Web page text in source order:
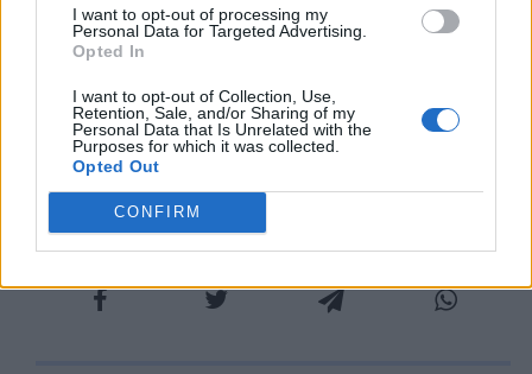
I want to opt-out of processing my
Personal Data for Targeted Advertising.
Opted In
I want to opt-out of Collection, Use,
Retention, Sale, and/or Sharing of my
Personal Data that Is Unrelated with the
Purposes for which it was collected.
Opted Out
CONFIRM
nasca dal nulla, il che né lui stesso né alcun
due atomi si muovono nel vuoto, uno cada
in linea retta, l'altro invece cambi dire­zione.